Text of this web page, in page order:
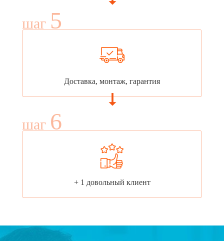
шаг 5
Доставка, монтаж, гарантия
шаг 6
+ 1 довольный клиент